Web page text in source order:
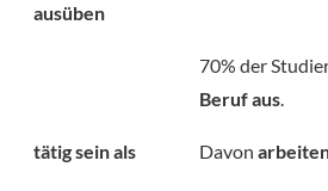
ausüben
70% der
Beruf aus.
tätig sein als Davon